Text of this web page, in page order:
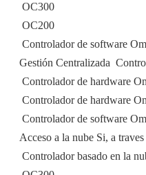
 OC300
 OC200
 Controlador de software
Gestión Centralizada 
 Controlador de hardware
 Controlador de hardware
 Controlador de software
Acceso a la nube Si, a traves
 Controlador basado en la